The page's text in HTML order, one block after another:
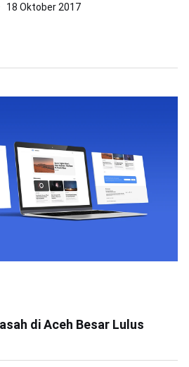
18 Oktober 2017
di Aceh Besar Lulus